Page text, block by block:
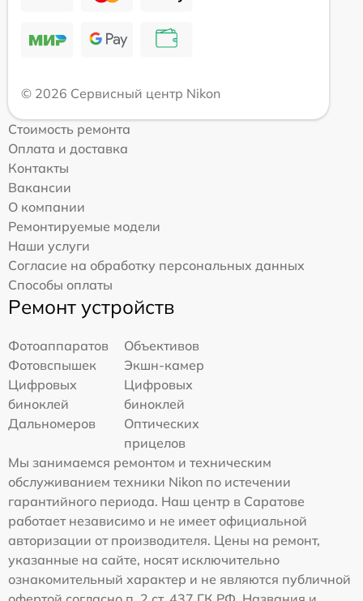
© 2026 Сервисный центр Nikon
Стоимость ремонта
Оплата и доставка
Контакты
Вакансии
О компании
Ремонтируемые модели
Наши услуги
Согласие на обработку персональных данных
Способы оплаты
Ремонт устройств
Фотоаппаратов
Объективов
Фотовспышек
Экшн-камер
Цифровых
биноклей
Цифровых
биноклей
Дальномеров
Оптических
прицелов
Мы занимаемся ремонтом и техническим
обслуживанием техники Nikon по истечении
гарантийного периода. Наш центр в Саратове
работает независимо и не имеет официальной
авторизации от производителя. Цены на ремонт,
указанные на сайте, носят исключительно
ознакомительный характер и не являются публичной